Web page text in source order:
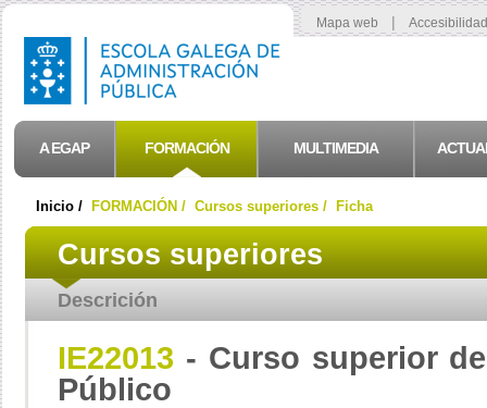
Mapa web |
A EGAP FORMACIÓN MULTIMEDIA
Inicio / FORMACIÓN / Cursos superiores / Ficha
Descrición
Cursos superiores
IE22013 - Curso superior
Público